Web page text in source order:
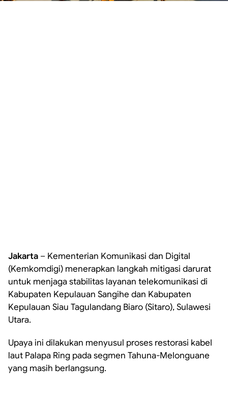
Jakarta – Kementerian Komunikasi dan Digital
(Kemkomdigi) menerapkan langkah mitigasi darurat
untuk menjaga stabilitas layanan telekomunikasi di
Kabupaten Kepulauan Sangihe dan Kabupaten
Kepulauan Siau Tagulandang Biaro (Sitaro), Sulawesi
Utara.
Upaya ini dilakukan menyusul proses restorasi kabel
laut Palapa Ring pada segmen Tahuna-Melonguane
yang masih berlangsung.